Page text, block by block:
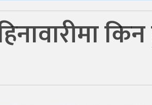
किन